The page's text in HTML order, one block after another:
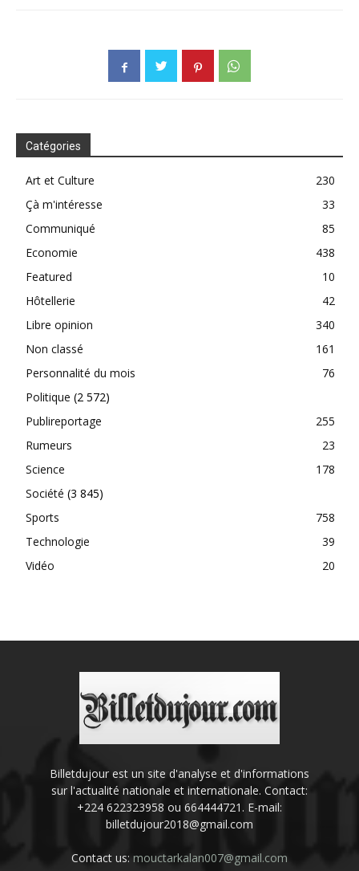
Catégories
Art et Culture
230
Çà m'intéresse
33
Communiqué
85
Economie
438
Featured
10
Hôtellerie
42
Libre opinion
340
Non classé
161
Personnalité du mois
76
Politique (2 572)
Publireportage
255
Rumeurs
23
Science
178
Société (3 845)
Sports
758
Technologie
39
Vidéo
20
Billetdujour est un site d'analyse et d'informations
sur l'actualité nationale et internationale. Contact:
+224 622323958 ou 664444721. E-mail:
billetdujour2018@gmail.com
Contact us: mouctarkalan007@gmail.com